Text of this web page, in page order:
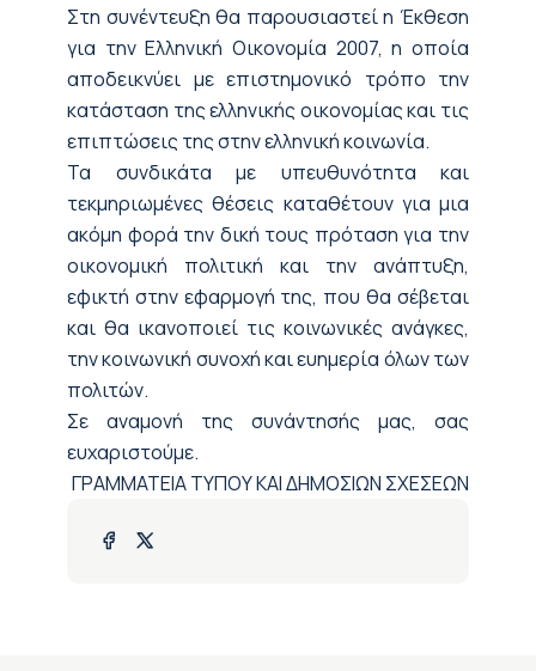
Στη συνέντευξη θα παρουσιαστεί η Έκθεση
για την Ελληνική Οικονομία 2007, η οποία
αποδεικνύει με επιστημονικό τρόπο την
κατάσταση της ελληνικής οικονομίας και τις
επιπτώσεις της στην ελληνική κοινωνία.
Τα συνδικάτα με υπευθυνότητα και
τεκμηριωμένες θέσεις καταθέτουν για μια
ακόμη φορά την δική τους πρόταση για την
οικονομική πολιτική και την ανάπτυξη,
εφικτή στην εφαρμογή της, που θα σέβεται
και θα ικανοποιεί τις κοινωνικές ανάγκες,
την κοινωνική συνοχή και ευημερία όλων των
πολιτών.
Σε αναμονή της συνάντησής μας, σας
ευχαριστούμε.
ΓΡΑΜΜΑΤΕΙΑ ΤΥΠΟΥ ΚΑΙ ΔΗΜΟΣΙΩΝ ΣΧΕΣΕΩΝ